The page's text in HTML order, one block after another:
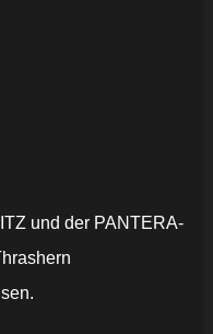
und der PANTERA-